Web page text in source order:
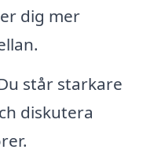
dig mer
står starkare
diskutera